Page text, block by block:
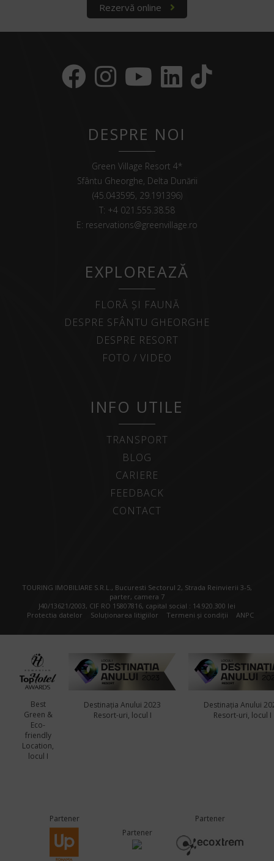
Rezervă online
DESPRE NOI
Green Village Resort 4*
Sfântu Gheorghe, Delta Dunării
(45.043595, 29.191396)
T: +4 021.555.38.58
E: reservations@greenvillage.ro
EXPLOREAZĂ
FLORĂ ȘI FAUNĂ
DESPRE SFÂNTU GHEORGHE
DESPRE RESORT
FOTO / VIDEO
INFO UTILE
TRANSPORT
BLOG
CARIERE
FEEDBACK
CONTACT
TOURING IMOBILIARE S.R.L., Bucuresti Sectorul 2, Strada Reinvierii 3-5,
parter, camera 7
J40/13621/2003, CIF RO 15807816, capital social : 14.920.300 lei
Protectia datelor
Soluționarea litigiilor Termeni și condiții ANPC
Best
Green &
Eco-
friendly
Location,
locul I
Destinația Anului 2023
Resort-uri, locul I
Destinația Anului
Resort-uri, locul I
Partener
Partener
Partener